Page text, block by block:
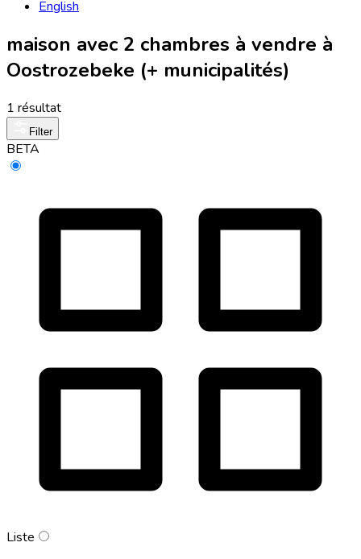
English
maison avec 2 chambres à vendre à
Oostrozebeke (+ municipalités)
1 résultat
Filter
BETA
Liste